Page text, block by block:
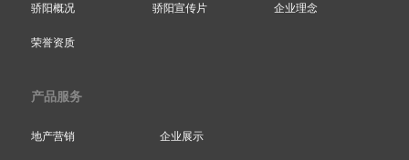
骄阳概况 骄阳宣传片 企业理念
荣誉资质
产品服务
地产营销 企业展示